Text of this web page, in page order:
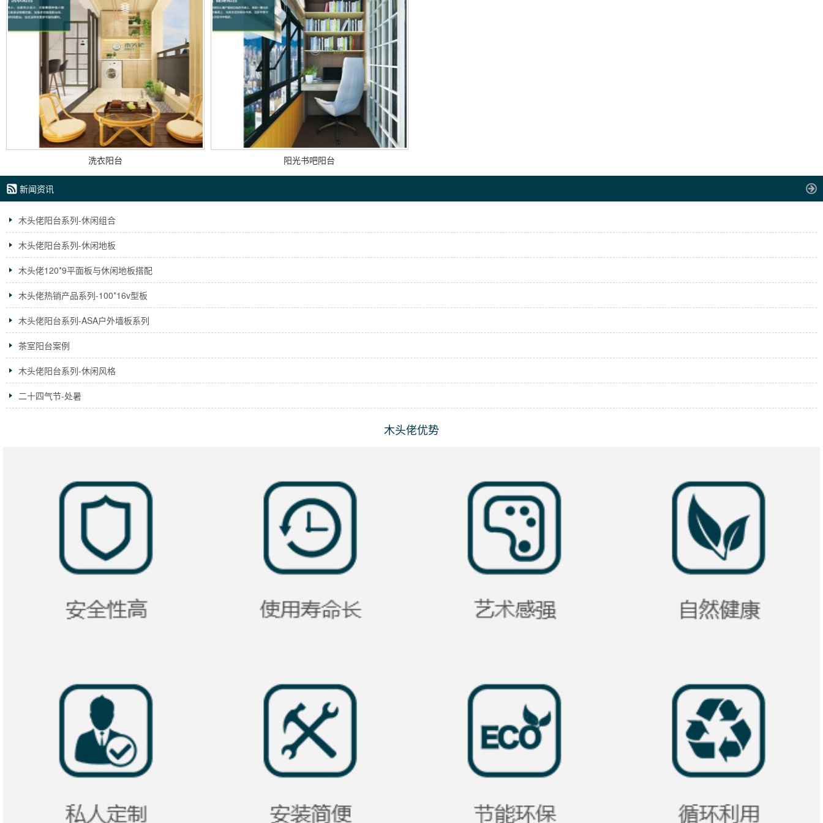
洗衣阳台 阳光书吧阳台
新闻资讯
木头佬阳台系列-休闲组合
木头佬阳台系列-休闲地板
木头佬120*9平面板与休闲地板搭配
木头佬热销产品系列-100*16v型板
木头佬阳台系列-ASA户外墙板系列
茶室阳台案例
木头佬阳台系列-休闲风格
二十四气节-处暑
木头佬优势